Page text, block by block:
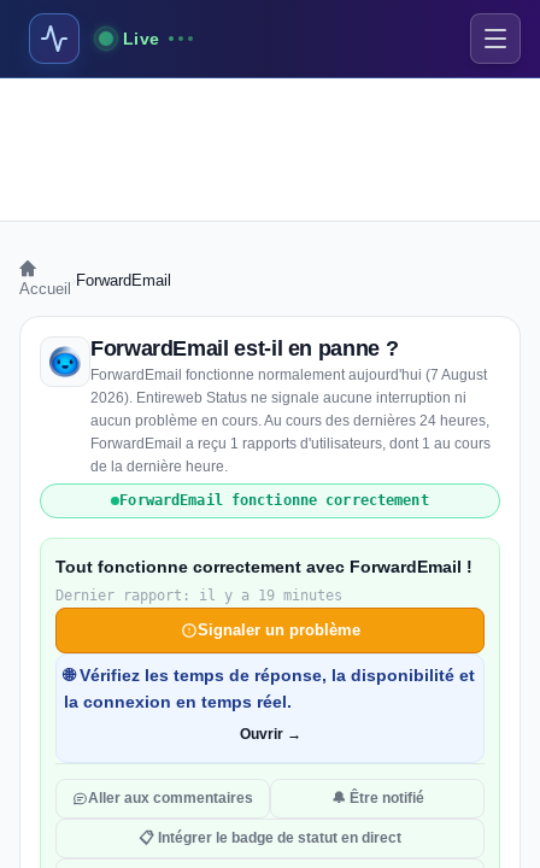
Live
Accueil ForwardEmail
ForwardEmail est-il en panne ?
ForwardEmail fonctionne normalement aujourd'hui (7 August
2026). Entireweb Status ne signale aucune interruption ni
aucun problème en cours. Au cours des dernières 24 heures,
ForwardEmail a reçu 1 rapports d'utilisateurs, dont 1 au cours
de la dernière heure.
ForwardEmail fonctionne correctement
Tout fonctionne correctement avec ForwardEmail !
Dernier rapport: il y a 19 minutes
Signaler un problème
🌐 Vérifiez les temps de réponse, la disponibilité et
la connexion en temps réel.
Ouvrir →
Aller aux commentaires 🔔 Être notifié
📋 Intégrer le badge de statut en direct